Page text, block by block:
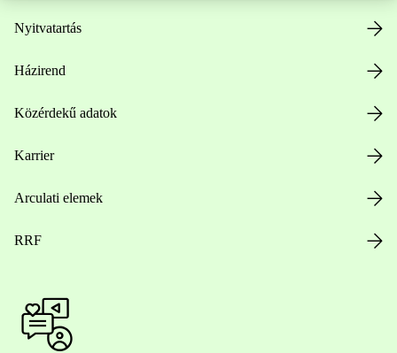
Nyitvatartás
Házirend
Közérdekű adatok
Karrier
Arculati elemek
RRF